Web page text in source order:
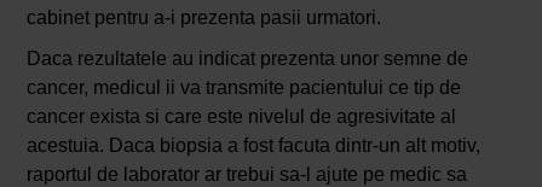
cabinet pentru a-i prezenta pasii urmatori.
Daca rezultatele au indicat prezenta unor semne de
cancer, medicul ii va transmite pacientului ce tip de
cancer exista si care este nivelul de agresivitate al
acestuia. Daca biopsia a fost facuta dintr-un alt motiv,
raportul de laborator ar trebui sa-l ajute pe medic sa